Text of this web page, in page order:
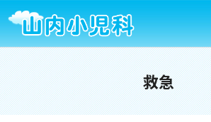
救急